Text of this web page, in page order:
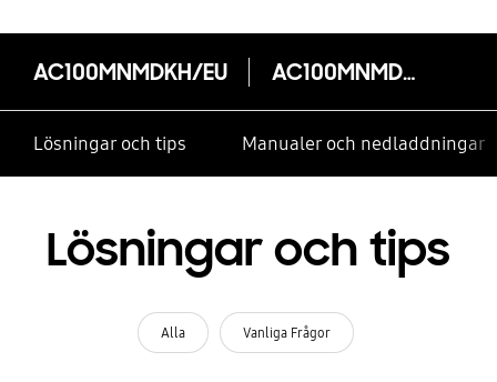
AC100MNMDKH/EU AC100MNMDKH/EU
Lösningar och tips Manualer och nedladdningar
Lösningar och tips
Alla Vanliga Frågor